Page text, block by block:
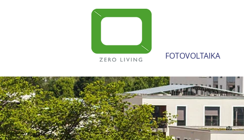
FOTOVOLTAIKA